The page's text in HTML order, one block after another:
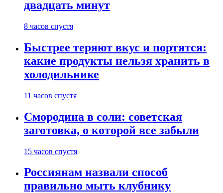
двадцать минут
8 часов спустя
Быстрее теряют вкус и портятся:
какие продукты нельзя хранить в
холодильнике
11 часов спустя
Смородина в соли: советская
заготовка, о которой все забыли
15 часов спустя
Россиянам назвали способ
правильно мыть клубнику